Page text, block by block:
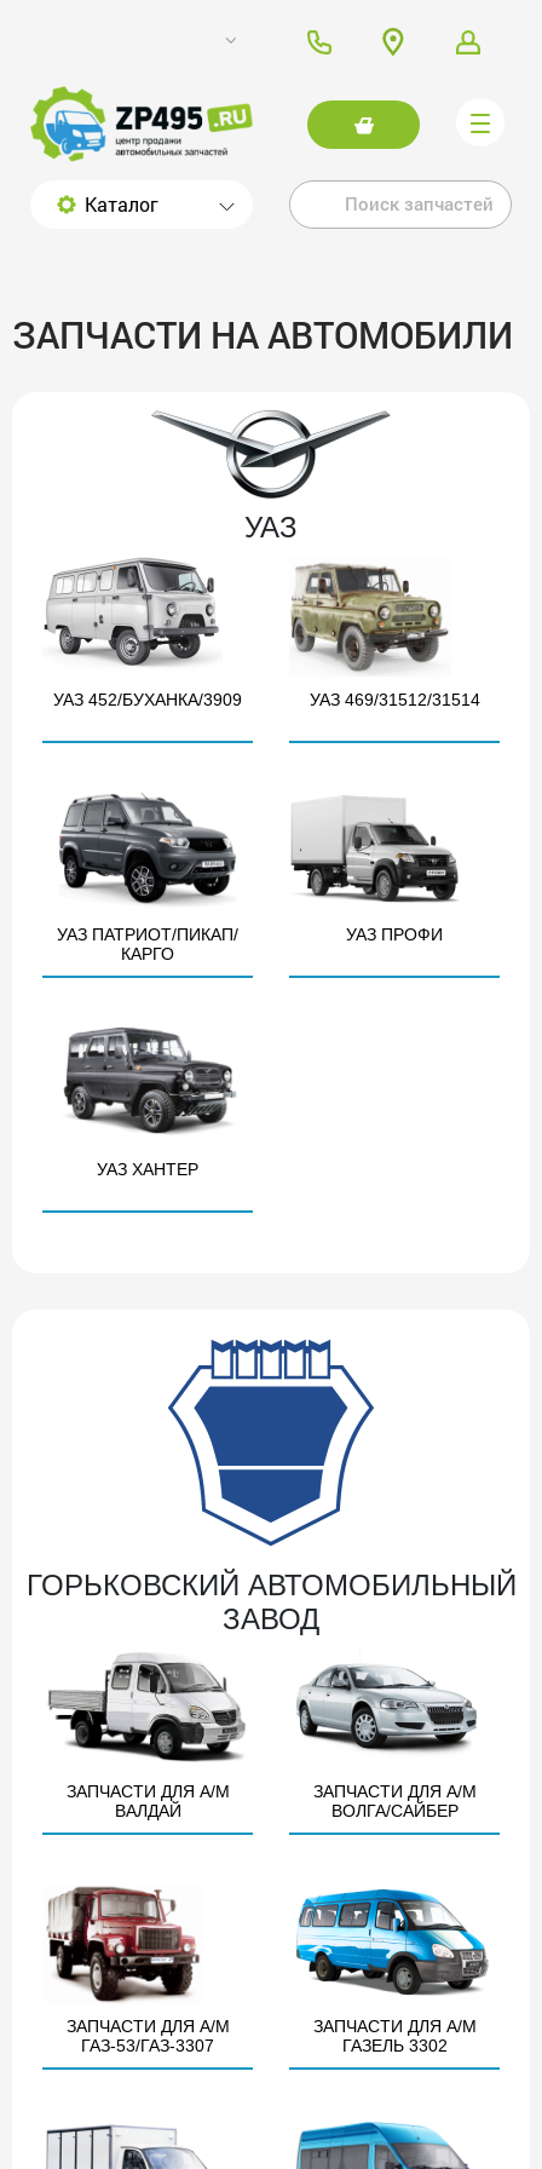
Каталог
ЗАПЧАСТИ НА АВТОМОБИЛИ
УАЗ
УАЗ 452/БУХАНКА/3909 УАЗ 469/31512/31514
УАЗ ПАТРИОТ/ПИКАП/
КАРГО
УАЗ ПРОФИ
УАЗ ХАНТЕР
ГОРЬКОВСКИЙ АВТОМОБИЛЬНЫЙ
ЗАВОД
ЗАПЧАСТИ ДЛЯ А/М
ВАЛДАЙ
ЗАПЧАСТИ ДЛЯ А/М
ВОЛГА/САЙБЕР
ЗАПЧАСТИ ДЛЯ А/М
ГАЗ-53/ГАЗ-3307
ЗАПЧАСТИ ДЛЯ А/М
ГАЗЕЛЬ 3302